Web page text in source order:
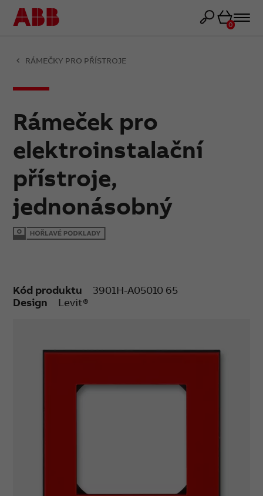
Košík
0
RÁMEČKY PRO PŘÍSTROJE
Rámeček pro
elektroinstalační
přístroje,
jednonásobný
Kód produktu
3901H-A05010 65
Design
Levit®